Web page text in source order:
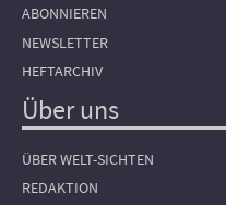
ABONNIEREN
NEWSLETTER
HEFTARCHIV
Über uns
ÜBER WELT-SICHTEN
REDAKTION